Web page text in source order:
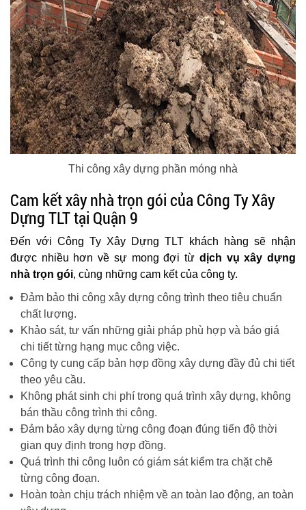
Thi công xây dựng phần móng nhà
Cam kết xây nhà trọn gói của Công Ty Xây
Dựng TLT tại Quận 9
Đến với Công Ty Xây Dựng TLT khách hàng sẽ nhận
được nhiều hơn về sự mong đợi từ dịch vụ xây dựng
nhà trọn gói, cùng những cam kết của công ty.
Đảm bảo thi công xây dựng công trình theo tiêu chuẩn
chất lượng.
Khảo sát, tư vấn những giải pháp phù hợp và báo giá
chi tiết từng hạng mục công việc.
Công ty cung cấp bản hợp đồng xây dựng đầy đủ chi tiết
theo yêu cầu.
Không phát sinh chi phí trong quá trình xây dựng, không
bán thầu công trình thi công.
Đảm bảo xây dựng từng công đoạn đúng tiến độ thời
gian quy định trong hợp đồng.
Quá trình thi công luôn có giám sát kiểm tra chặt chẽ
từng công đoạn.
Hoàn toàn chịu trách nhiệm về an toàn lao động, an toàn